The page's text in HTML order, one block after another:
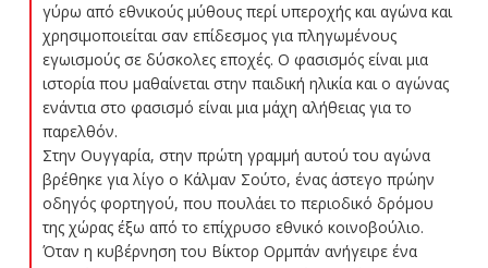
γύρω από εθνικούς μύθους περί υπεροχής και αγώνα και
χρησιμοποιείται σαν επίδεσμος για πληγωμένους
εγωισμούς σε δύσκολες εποχές. Ο φασισμός είναι μια
ιστορία που μαθαίνεται στην παιδική ηλικία και ο αγώνας
ενάντια στο φασισμό είναι μια μάχη αλήθειας για το
παρελθόν.
Στην Ουγγαρία, στην πρώτη γραμμή αυτού του αγώνα
βρέθηκε για λίγο ο Κάλμαν Σούτο, ένας άστεγο πρώην
οδηγός φορτηγού, που πουλάει το περιοδικό δρόμου
της χώρας έξω από το επίχρυσο εθνικό κοινοβούλιο.
Όταν η κυβέρνηση του Βίκτορ Ορμπάν ανήγειρε ένα